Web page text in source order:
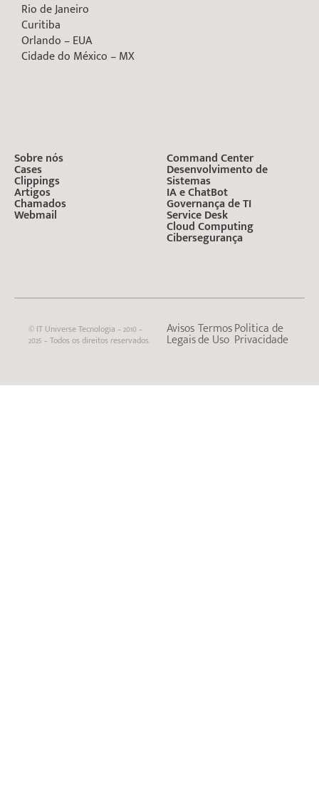
Rio de Janeiro
Curitiba
Orlando – EUA
Cidade do México – MX
Sobre nós
Cases
Clippings
Artigos
Chamados
Webmail
Command Center
Desenvolvimento de
Sistemas
IA e ChatBot
Governança de TI
Service Desk
Cloud Computing
Cibersegurança
© IT Universe Tecnologia – 2010 –
2025 – Todos os direitos reservados.
Avisos
Legais
Termos
de Uso
Politica de
Privacidade